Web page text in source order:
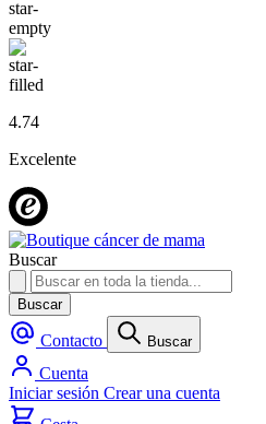
4.74
Excelente
Buscar
Buscar
Contacto Buscar
Cuenta
Iniciar sesión Crear una cuenta